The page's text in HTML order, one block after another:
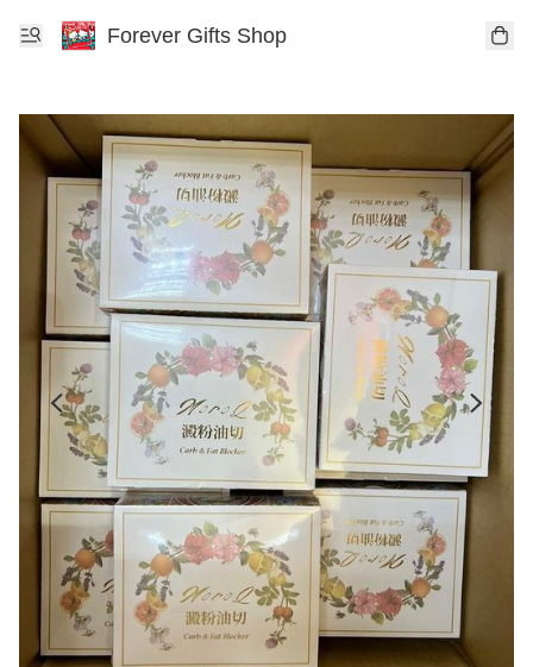
Forever Gifts Shop